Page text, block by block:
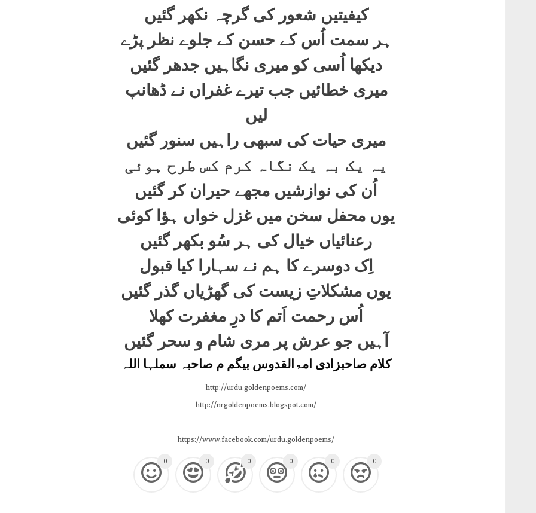
کیفیتیں شعور کی گرچہ نکھر گئیں
ہر سمت اُس کے حسن کے جلوے نظر پڑے
دیکھا اُسی کو میری نگاہیں جدھر گئیں
میری خطائیں جب تیرے غفراں نے ڈھانپ
لیں
میری حیات کی سبھی راہیں سنور گئیں
یہ یک بہ یک نگاہ کرم کس طرح ہوئی
اُن کی نوازشیں مجھے حیران کر گئیں
یوں محفل سخن میں غزل خواں ہؤا کوئی
رعنائیاں خیال کی ہر سُو بکھر گئیں
اِک دوسرے کا ہم نے سہارا کیا قبول
یوں مشکلاتِ زیست کی گھڑیاں گذر گئیں
اُس رحمت اَتم کا درِ مغفرت کھلا
آہیں جو عرش پر مری شام و سحر گئیں
کلام صاحبزادی امۃالقدوس بیگم م صاحبہ سملہا اللہ
http://urdu.goldenpoems.com/
http://urgoldenpoems.blogspot.com/
https://www.facebook.com/urdu.goldenpoems/
0 0 0 0 0 0